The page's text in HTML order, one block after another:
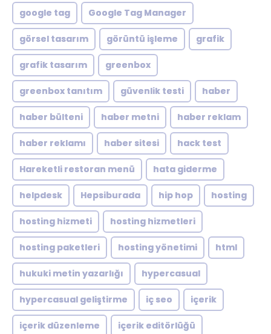
google tag Google Tag Manager
görsel tasarım görüntü işleme grafik
grafik tasarım greenbox
greenbox tanıtım güvenlik testi haber
haber bülteni haber metni haber reklam
haber reklamı haber sitesi hack test
Hareketli restoran menü hata giderme
helpdesk Hepsiburada hip hop hosting
hosting hizmeti hosting hizmetleri
hosting paketleri hosting yönetimi html
hukuki metin yazarlığı hypercasual
hypercasual geliştirme iç seo içerik
içerik düzenleme içerik editörlüğü